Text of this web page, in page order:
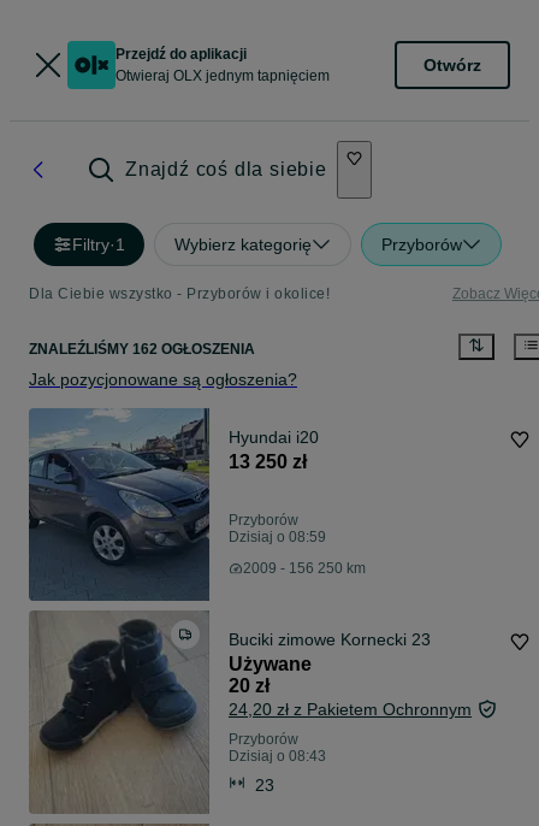
Przejdź do aplikacji
Otwieraj OLX jednym tapnięciem
Otwórz
Znajdź coś dla siebie
Filtry·1 Wybierz kategorię Przyborów
Dla Ciebie wszystko - Przyborów i okolice! Zobacz
ZNALEŹLIŚMY 162 OGŁOSZENIA
Jak pozycjonowane są ogłoszenia?
Hyundai i20
13 250 zł
Przyborów
Dzisiaj o 08:59
2009 - 156 250 km
Buciki zimowe Kornecki 23
Używane
20 zł
24,20 zł z Pakietem Ochronnym
Przyborów
Dzisiaj o 08:43
23